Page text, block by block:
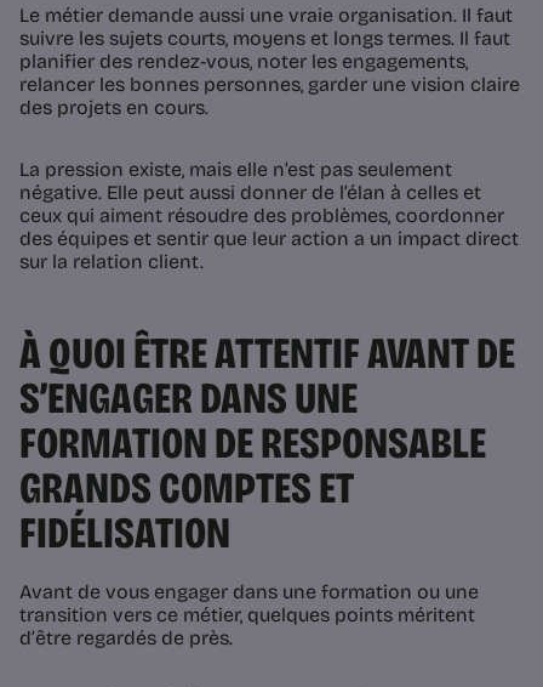
Le métier demande aussi une vraie organisation. Il faut
suivre les sujets courts, moyens et longs termes. Il faut
planifier des rendez-vous, noter les engagements,
relancer les bonnes personnes, garder une vision claire
des projets en cours.
La pression existe, mais elle n’est pas seulement
négative. Elle peut aussi donner de l’élan à celles et
ceux qui aiment résoudre des problèmes, coordonner
des équipes et sentir que leur action a un impact direct
sur la relation client.
À QUOI ÊTRE ATTENTIF AVANT DE
S’ENGAGER DANS UNE
FORMATION DE RESPONSABLE
GRANDS COMPTES ET
FIDÉLISATION
Avant de vous engager dans une formation ou une
transition vers ce métier, quelques points méritent
d’être regardés de près.